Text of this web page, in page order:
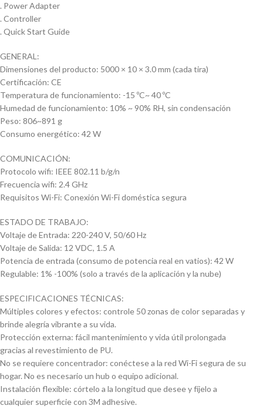
. Power Adapter
. Controller
. Quick Start Guide
GENERAL:
Dimensiones del producto: 5000 × 10 × 3.0 mm (cada tira)
Certificación: CE
Temperatura de funcionamiento: -15 ºC~ 40 ºC
Humedad de funcionamiento: 10% ~ 90% RH, sin condensación
Peso: 806~891 g
Consumo energético: 42 W
COMUNICACIÓN:
Protocolo wifi: IEEE 802.11 b/g/n
Frecuencia wifi: 2.4 GHz
Requisitos Wi-Fi: Conexión Wi-Fi doméstica segura
ESTADO DE TRABAJO:
Voltaje de Entrada: 220-240 V, 50/60 Hz
Voltaje de Salida: 12 VDC, 1.5 A
Potencia de entrada (consumo de potencia real en vatios): 42 W
Regulable: 1% -100% (solo a través de la aplicación y la nube)
ESPECIFICACIONES TÉCNICAS:
Múltiples colores y efectos: controle 50 zonas de color separadas y
brinde alegría vibrante a su vida.
Protección externa: fácil mantenimiento y vida útil prolongada
gracias al revestimiento de PU.
No se requiere concentrador: conéctese a la red Wi-Fi segura de su
hogar. No es necesario un hub o equipo adicional.
Instalación flexible: córtelo a la longitud que desee y fíjelo a
cualquier superficie con 3M adhesive.